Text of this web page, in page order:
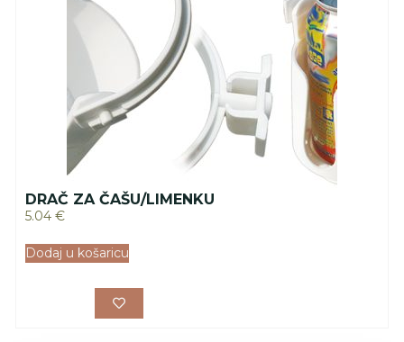
DRAČ ZA ČAŠU/LIMENKU
5.04 €
Dodaj u košaricu